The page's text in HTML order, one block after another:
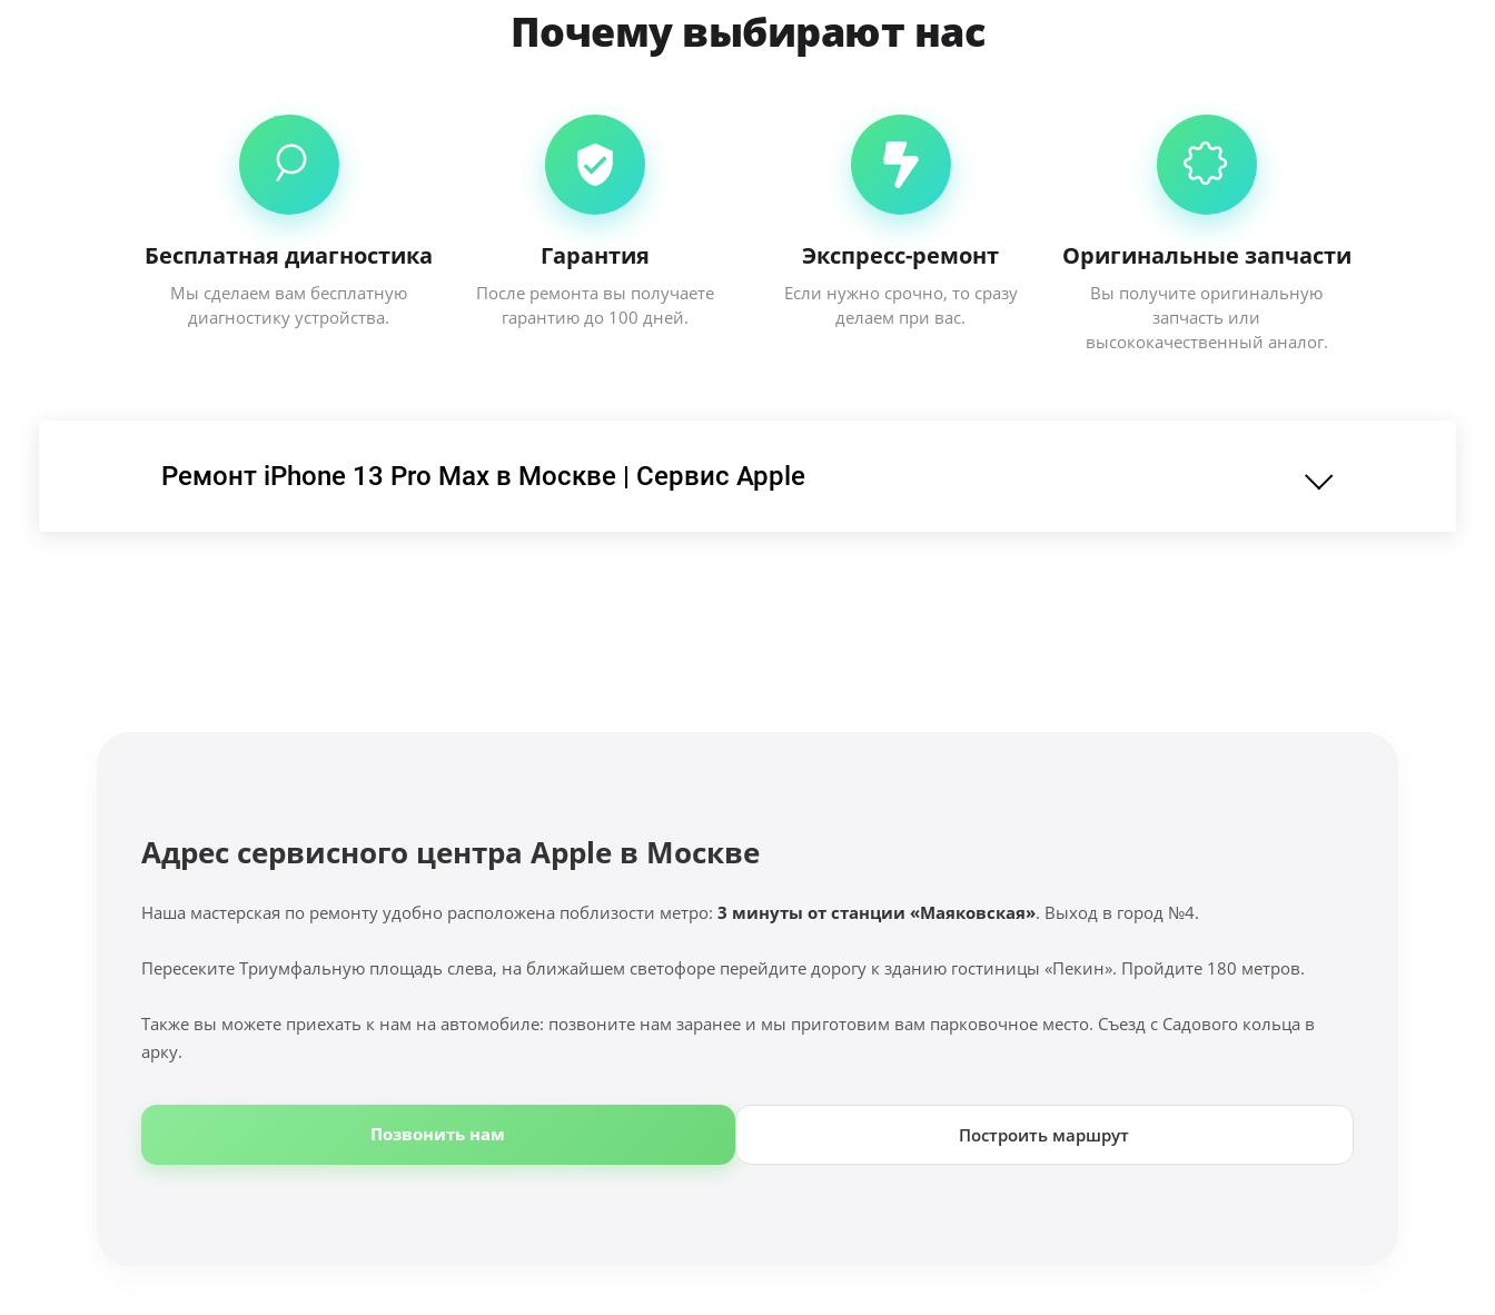
Почему выбирают нас
Бесплатная диагностика
Мы сделаем вам бесплатную
диагностику устройства.
Гарантия
После ремонта вы получаете
гарантию до 100 дней.
Экспресс-ремонт
Если нужно срочно, то сразу
делаем при вас.
Оригинальные запчасти
Вы получите оригинальную
запчасть или
высококачественный аналог.
Ремонт iPhone 13 Pro Max в Москве | Сервис Apple
Адрес сервисного центра Apple в Москве
Наша мастерская по ремонту удобно расположена поблизости метро: 3 минуты от станции «Маяковская». Выход в город №4.
Пересеките Триумфальную площадь слева, на ближайшем светофоре перейдите дорогу к зданию гостиницы «Пекин». Пройдите 180 метров.
Также вы можете приехать к нам на автомобиле: позвоните нам заранее и мы приготовим вам парковочное место. Съезд с Садового кольца в
арку.
Позвонить нам Построить маршрут